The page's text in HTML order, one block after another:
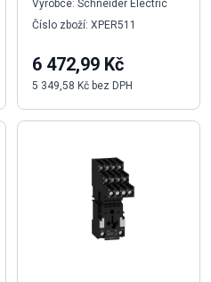
Výrobce: Schneider Electric
Číslo zboží: XPER511
6 472,99 Kč
5 349,58 Kč bez DPH